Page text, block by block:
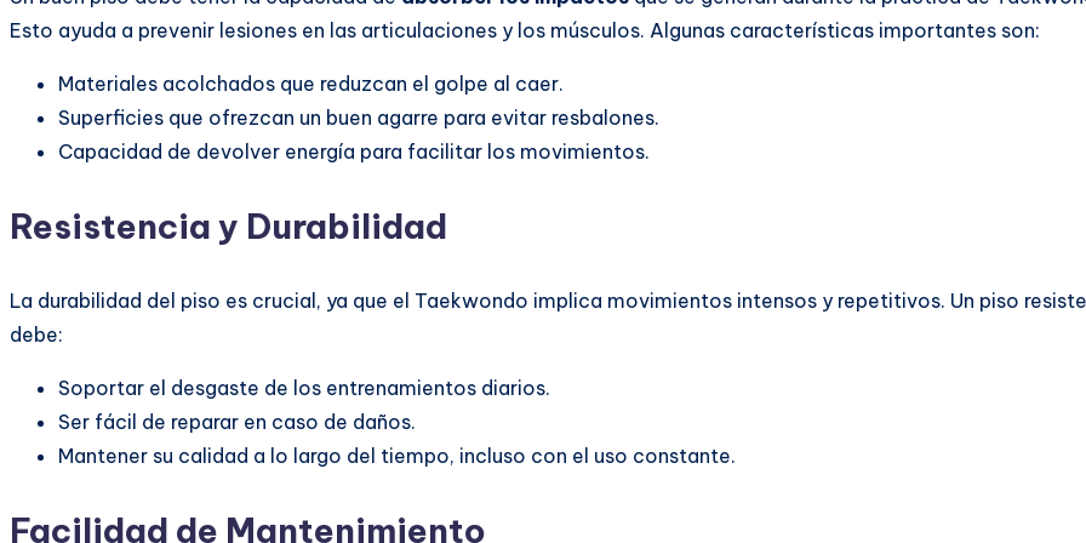
Esto ayuda a prevenir lesiones en las articulaciones y los músculos. Algunas características importantes son:
Materiales acolchados que reduzcan el golpe al caer.
Superficies que ofrezcan un buen agarre para evitar resbalones.
Capacidad de devolver energía para facilitar los movimientos.
Resistencia y Durabilidad
La durabilidad del piso es crucial, ya que el Taekwondo implica movimientos intensos y repetitivos. Un piso
debe:
Soportar el desgaste de los entrenamientos diarios.
Ser fácil de reparar en caso de daños.
Mantener su calidad a lo largo del tiempo, incluso con el uso constante.
Facilidad de Mantenimiento